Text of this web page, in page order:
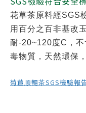
花草茶原料經SGS
用百分之百非基改
耐-20~120度C，
毒物質，天然環保
菊苣順暢茶SGS檢驗報